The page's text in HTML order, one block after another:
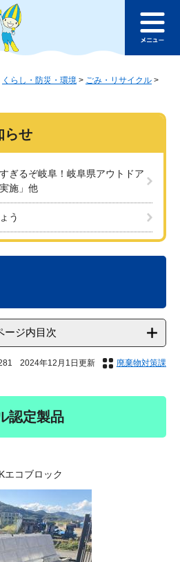
ページの本文へ
ュ
くらし・防災・環境 > ごみ・リサイクル >
らせ
ぎるぞ岐阜！岐阜県アウトドア
施」他
う
ージ内目次
2024年12月1日更新 廃棄物対策課
認定製品
エコブロック